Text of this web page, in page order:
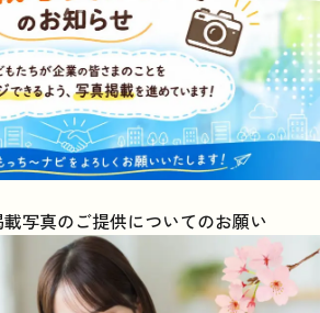
載写真のご提供についてのお願い